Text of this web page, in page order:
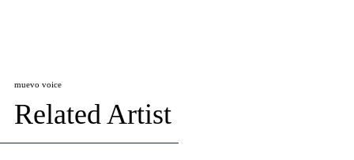
muevo voice
Related Artist